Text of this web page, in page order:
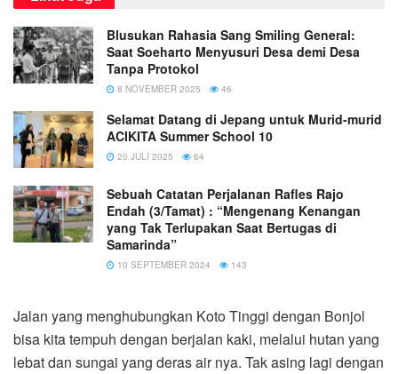
Blusukan Rahasia Sang Smiling General:
Saat Soeharto Menyusuri Desa demi Desa
Tanpa Protokol
8 NOVEMBER 2025 46
Selamat Datang di Jepang untuk Murid-murid
ACIKITA Summer School 10
20 JULI 2025 64
Sebuah Catatan Perjalanan Rafles Rajo
Endah (3/Tamat) : “Mengenang Kenangan
yang Tak Terlupakan Saat Bertugas di
Samarinda”
10 SEPTEMBER 2024 143
Jalan yang menghubungkan Koto Tinggi dengan Bonjol
bisa kita tempuh dengan berjalan kaki, melalui hutan yang
lebat dan sungai yang deras air nya. Tak asing lagi dengan